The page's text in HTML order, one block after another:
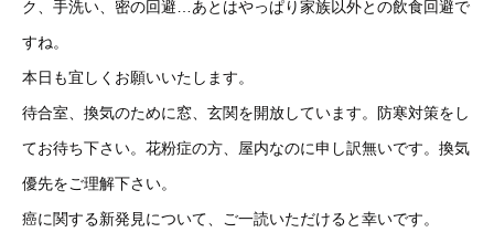
ク、手洗い、密の回避…あとはやっぱり家族以外との飲食回避で
すね。
本日も宜しくお願いいたします。
待合室、換気のために窓、玄関を開放しています。防寒対策をし
てお待ち下さい。花粉症の方、屋内なのに申し訳無いです。換気
優先をご理解下さい。
癌に関する新発見について、ご一読いただけると幸いです。